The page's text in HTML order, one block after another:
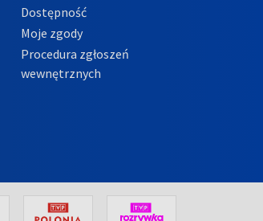
Dostępność
Moje zgody
Procedura zgłoszeń
wewnętrznych